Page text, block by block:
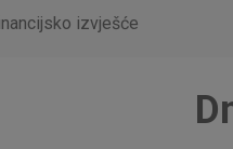
izvješće